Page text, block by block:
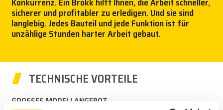
NEWS
KARRIERE
MY BROKK
sicherer und profitabler zu erledigen. Und sie sind
langlebig. Jedes Bauteil und jede Funktion ist für
unzählige Stunden harter Arbeit gebaut.
TECHNISCHE VORTEILE
GROSSES MODELLANGEBOT